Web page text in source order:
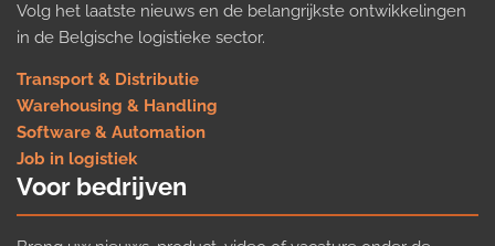
Volg het laatste nieuws en de belangrijkste ontwikkelingen
in de Belgische logistieke sector.
Transport & Distributie
Warehousing & Handling
Software & Automation
Job in logistiek
Voor bedrijven